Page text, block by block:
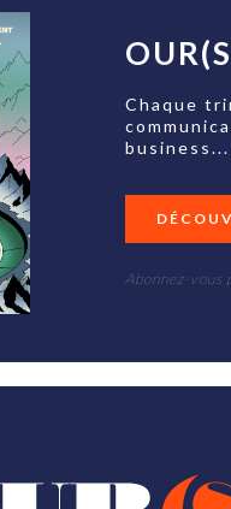
Chaque
Abonnez-vous